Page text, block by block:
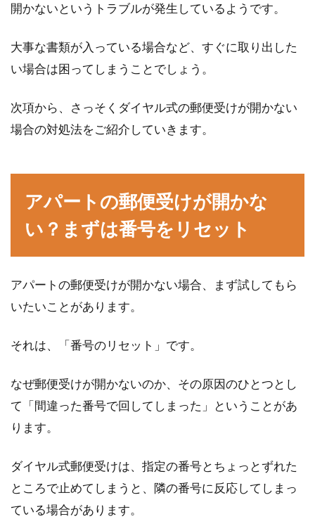
用は誰の負担になるのか
からある日突然、立ち退きをせまられたとした
ら、あなたはど...
む！ブログから見るその魅力
購入し、...
アパートの管理会社の調べ方には、
アパートを選ぶときに、どのような管理会社が
開かないというトラブルが発生しているようです。
大事な書類が入っている場合など、すぐに取り出した
い場合は困ってしまうことでしょう。
次項から、さっそくダイヤル式の郵便受けが開かない
場合の対処法をご紹介していきます。
アパートの郵便受けが開かな
い？まずは番号をリセット
アパートの郵便受けが開かない場合、まず試してもら
いたいことがあります。
それは、「番号のリセット」です。
なぜ郵便受けが開かないのか、その原因のひとつとし
て「間違った番号で回してしまった」ということがあ
ります。
ダイヤル式郵便受けは、指定の番号とちょっとずれた
ところで止めてしまうと、隣の番号に反応してしまっ
ている場合があります。